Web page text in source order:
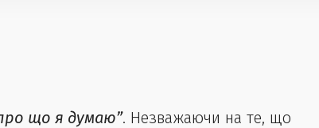
що я думаю”. Незважаючи на те, що